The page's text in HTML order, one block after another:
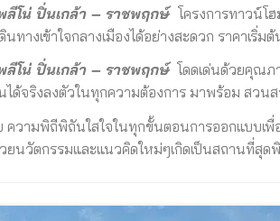
ลีโน่ ปิ่นเกล้า – ราชพฤกษ์ โครงการทาวน์โ
ทางเข้าใจกลางเมืองได้อย่างสะดวก ราคาเริ่ม
ลีโน่ ปิ่นเกล้า – ราชพฤกษ์ โดดเด่นด้วยคุณภ
ได้จริงลงตัวในทุกความต้องการ มาพร้อม สว
ความพิถีพิถันใสใจในทุกขั้นตอนการออกแบบเพื่
นวัตกรรมและแนวคิดใหม่ๆเกิดเป็นสถานที่สุด